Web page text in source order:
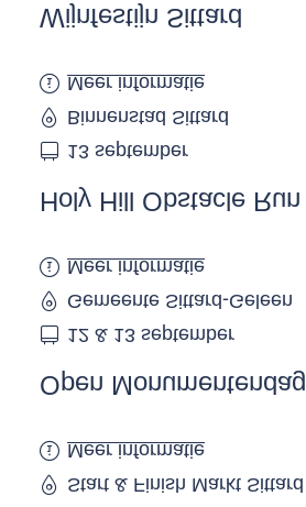
Start & Finish Markt Sittard
Meer informatie
Open Monumentendag
12 & 13 september
Gemeente Sittard-Geleen
Meer informatie
Holy Hill Obstacle Run
13 september
Binnenstad Sittard
Meer informatie
Wijnfestijn Sittard